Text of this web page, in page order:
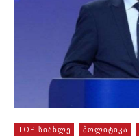
TOP ᲡᲘᲐᲮᲚᲔ ᲞᲝᲚᲘᲢᲘᲙᲐ